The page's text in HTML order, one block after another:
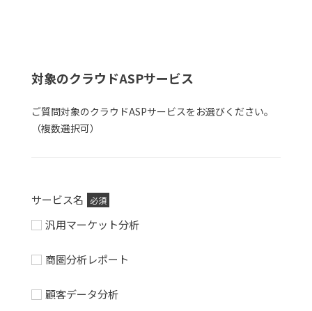
対象のクラウドASPサービス
ご質問対象のクラウドASPサービスをお選びください。
（複数選択可）
サービス名 必須
汎用マーケット分析
商圏分析レポート
顧客データ分析